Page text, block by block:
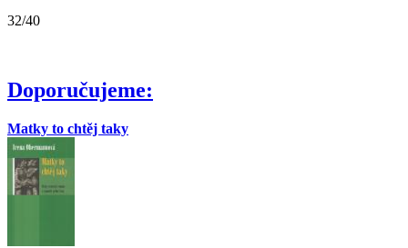
32/40
Doporučujeme:
Matky to chtěj taky